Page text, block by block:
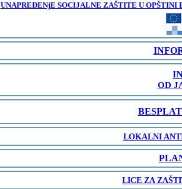
UNAPREĐENjE SOCIJALNE ZAŠTITE U OPŠTINI
OD
LOKALNI
LICE ZA